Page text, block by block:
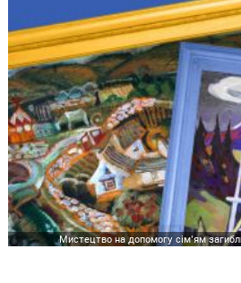
Мистецтво на допомогу сім’ям